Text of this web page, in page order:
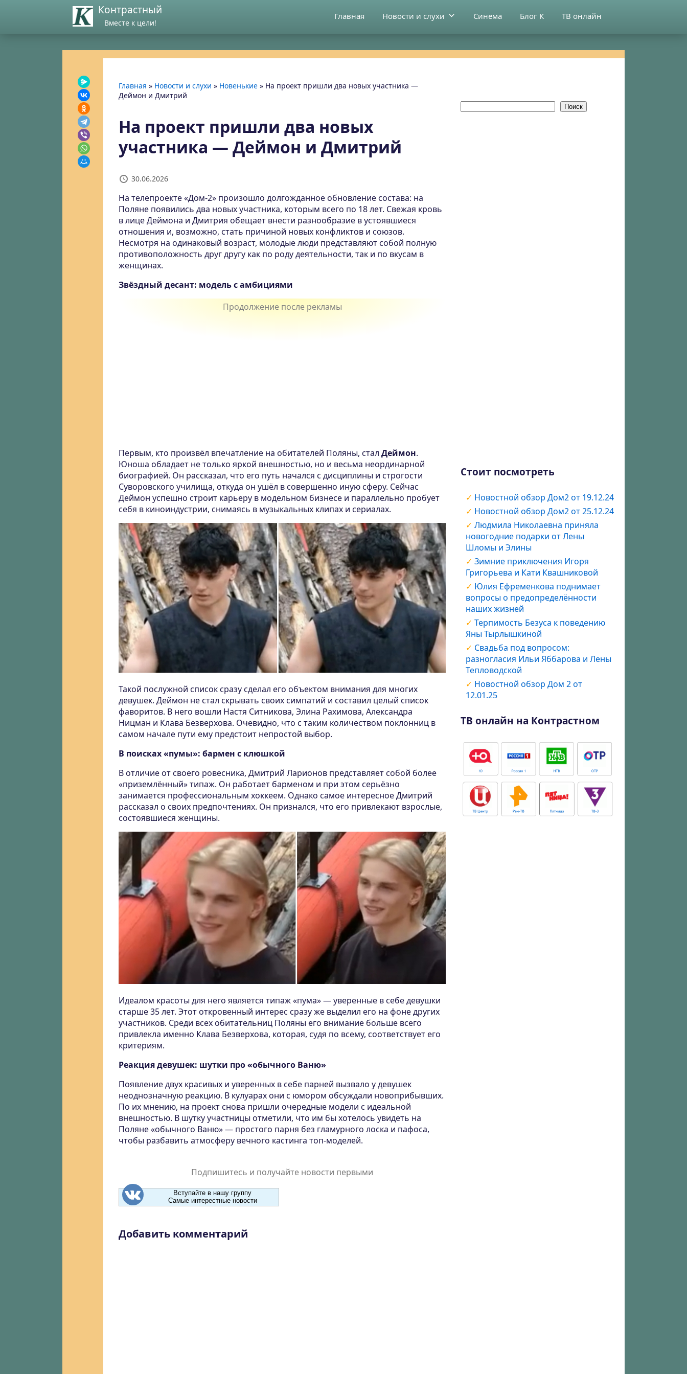
Контрастный
Вместе к цели!
Главная Новости и слухи Синема Блог К ТВ онлайн
Главная » Новости и слухи » Новенькие » На проект пришли два новых участника —
Деймон и Дмитрий
На проект пришли два новых
участника — Деймон и Дмитрий
30.06.2026
На телепроекте «Дом-2» произошло долгожданное обновление состава: на
Поляне появились два новых участника, которым всего по 18 лет. Свежая кровь
в лице Деймона и Дмитрия обещает внести разнообразие в устоявшиеся
отношения и, возможно, стать причиной новых конфликтов и союзов.
Несмотря на одинаковый возраст, молодые люди представляют собой полную
противоположность друг другу как по роду деятельности, так и по вкусам в
женщинах.
Звёздный десант: модель с амбициями
Первым, кто произвёл впечатление на обитателей Поляны, стал Деймон.
Юноша обладает не только яркой внешностью, но и весьма неординарной
биографией. Он рассказал, что его путь начался с дисциплины и строгости
Суворовского училища, откуда он ушёл в совершенно иную сферу. Сейчас
Деймон успешно строит карьеру в модельном бизнесе и параллельно пробует
себя в киноиндустрии, снимаясь в музыкальных клипах и сериалах.
Такой послужной список сразу сделал его объектом внимания для многих
девушек. Деймон не стал скрывать своих симпатий и составил целый список
фаворитов. В него вошли Настя Ситникова, Элина Рахимова, Александра
Ницман и Клава Безверхова. Очевидно, что с таким количеством поклонниц в
самом начале пути ему предстоит непростой выбор.
В поисках «пумы»: бармен с клюшкой
В отличие от своего ровесника, Дмитрий Ларионов представляет собой более
«приземлённый» типаж. Он работает барменом и при этом серьёзно
занимается профессиональным хоккеем. Однако самое интересное Дмитрий
рассказал о своих предпочтениях. Он признался, что его привлекают взрослые,
состоявшиеся женщины.
Идеалом красоты для него является типаж «пума» — уверенные в себе девушки
старше 35 лет. Этот откровенный интерес сразу же выделил его на фоне других
участников. Среди всех обитательниц Поляны его внимание больше всего
привлекла именно Клава Безверхова, которая, судя по всему, соответствует его
критериям.
Реакция девушек: шутки про «обычного Ваню»
Появление двух красивых и уверенных в себе парней вызвало у девушек
неоднозначную реакцию. В кулуарах они с юмором обсуждали новоприбывших.
По их мнению, на проект снова пришли очередные модели с идеальной
внешностью. В шутку участницы отметили, что им бы хотелось увидеть на
Поляне «обычного Ваню» — простого парня без гламурного лоска и пафоса,
чтобы разбавить атмосферу вечного кастинга топ-моделей.
Подпишитесь и получайте новости первыми
Вступайте в нашу группу
Самые интерестные новости
Добавить комментарий
Поиск
Стоит посмотреть
Новостной обзор Дом2 от 19.12.24
Новостной обзор Дом2 от 25.12.24
Людмила Николаевна приняла
новогодние подарки от Лены
Шломы и Элины
Зимние приключения Игоря
Григорьева и Кати Квашниковой
Юлия Ефременкова поднимает
вопросы о предопределённости
наших жизней
Терпимость Безуса к поведению
Яны Тырлышкиной
Свадьба под вопросом:
разногласия Ильи Яббарова и Лены
Тепловодской
Новостной обзор Дом 2 от
12.01.25
ТВ онлайн на Контрастном